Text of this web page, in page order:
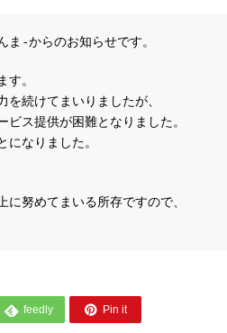
‐からのお知らせです。
す。
続けてまいりましたが、
ス提供が困難となりました。
なりました。
努めてまいる所存ですので、
 feedly  Pin it